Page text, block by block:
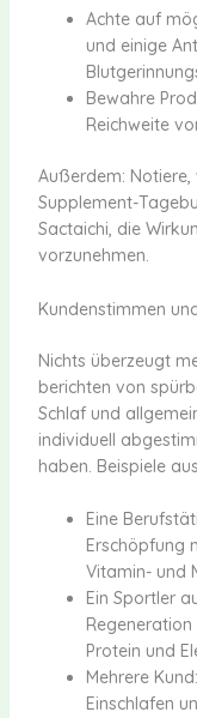
Achte auf
und einige
Bewahre
Reichweite
Außerdem: Notiere,
Supplement-
Sactaichi, die
vorzunehmen.
Kundenstimmen
Nichts überzeugt
berichten von
Schlaf und
individuell
haben. Beispiele
Eine
Erschöpfung
Vitamin- und
Ein Sportler
Protein und
Mehrere
Einschlafen